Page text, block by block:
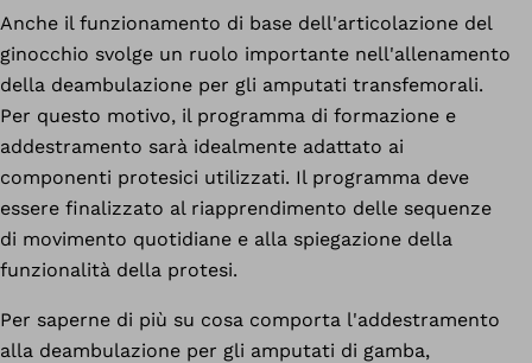
Anche il funzionamento di base dell'articolazione del
ginocchio svolge un ruolo importante nell'allenamento
della deambulazione per gli amputati transfemorali.
Per questo motivo, il programma di formazione e
addestramento sarà idealmente adattato ai
componenti protesici utilizzati. Il programma deve
essere finalizzato al riapprendimento delle sequenze
di movimento quotidiane e alla spiegazione della
funzionalità della protesi.
Per saperne di più su cosa comporta l'addestramento
alla deambulazione per gli amputati di gamba,